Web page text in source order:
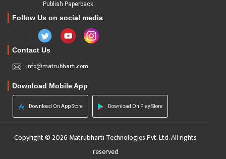
Publish Paperback
Follow Us on social media
Contact Us
info@matrubharti.com
Download Mobile App
Download On App Store Download On Play Store
Copyright © 2026 Matrubharti Technologies Pvt. Ltd. All rights
reserved